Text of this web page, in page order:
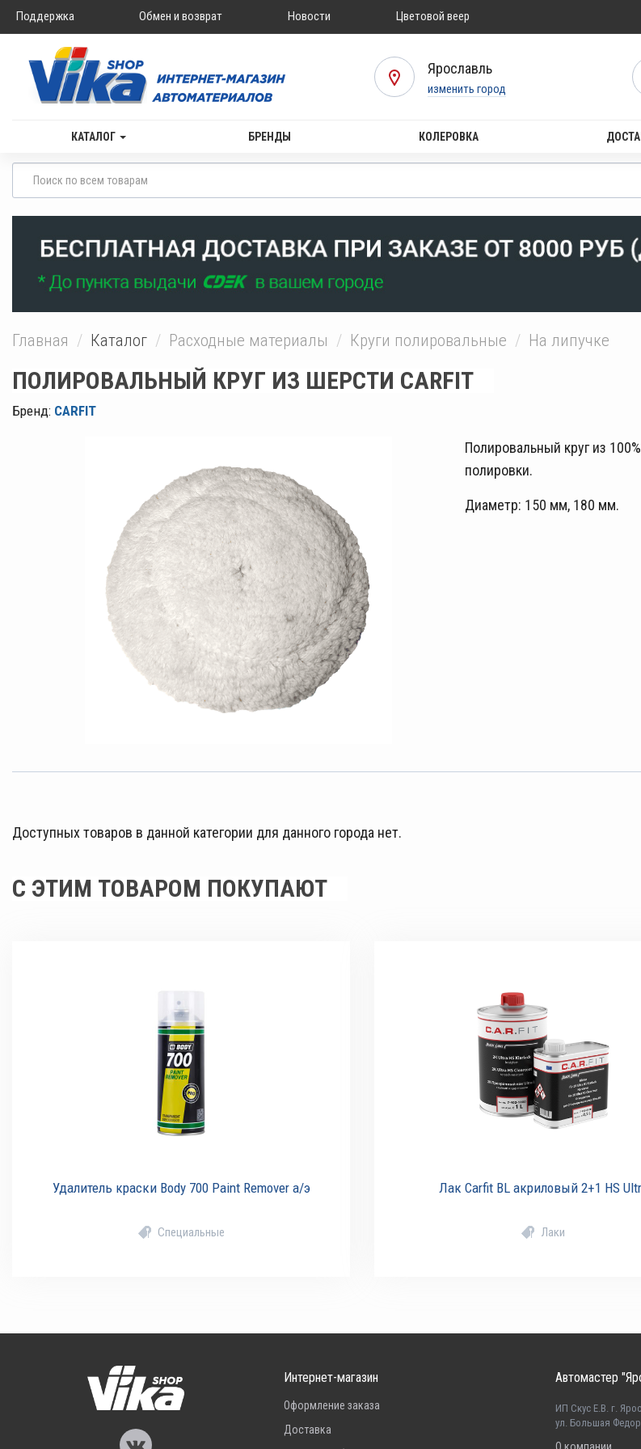
Поддержка Обмен и возврат Новости Цветовой веер
Ярославль
изменить город
КАТАЛОГ БРЕНДЫ КОЛЕРОВКА
Главная Каталог Расходные материалы Круги полировальные На липучке
ПОЛИРОВАЛЬНЫЙ КРУГ ИЗ ШЕРСТИ CARFIT
Бренд: CARFIT
Полировальный круг из
полировки.
Диаметр: 150 мм, 180 мм.
Доступных товаров в данной категории для данного города нет.
С ЭТИМ ТОВАРОМ ПОКУПАЮТ
Удалитель краски Body 700 Paint Remover а/э
Специальные
Лак Carfit BL акриловый 2+1 HS
Лаки
Интернет-магазин
Оформление заказа
Доставка
Автомастер
ИП Скус Е.В. г.
ул. Большая